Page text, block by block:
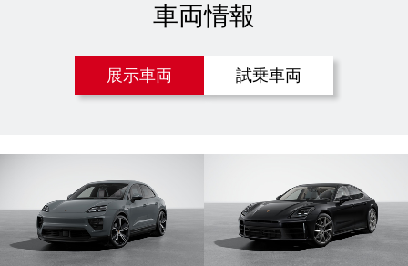
車両情報
展示車両 試乗車両